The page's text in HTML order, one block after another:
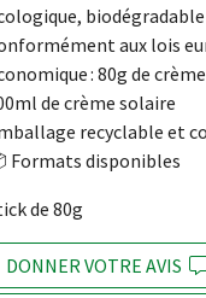
aux lois
: 80g de
de crème solaire
recyclable et
Formats disponibles
de 80g
DONNER VOTRE AVIS